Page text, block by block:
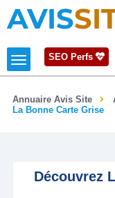
AVIS
SEO Perfs
Annuaire Avis Site
La Bonne Carte Grise
Découvrez